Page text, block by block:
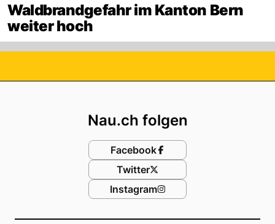
Waldbrandgefahr im Kanton Bern
weiter hoch
Nau.ch folgen
Facebook
Twitter
Instagram